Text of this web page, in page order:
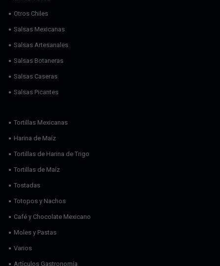
Otros Chiles
Salsas Mexicanas
Salsas Artesanales
Salsas Botaneras
Salsas Caseras
Salsas Picantes
Tortillas Mexicanas
Harina de Maíz
Tortillas de Harina de Trigo
Tortillas de Maíz
Tostadas
Totopos y Nachos
Café y Chocolate Mexicano
Moles y Pastas
Varios
Artículos Gastronomía